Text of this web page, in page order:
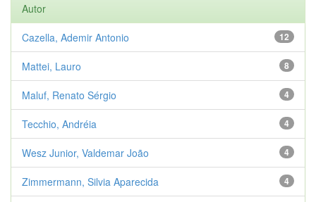
Autor
12
Cazella, Ademir Antonio
8
Mattei, Lauro
4
Maluf, Renato Sérgio
4
Tecchio, Andréia
4
Wesz Junior, Valdemar João
4
Zimmermann, Silvia Aparecida